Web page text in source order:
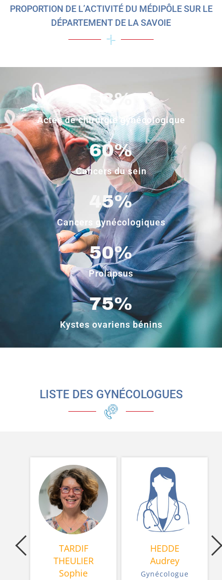
PROPORTION DE L’ACTIVITÉ DU MÉDIPÔLE SUR LE
DÉPARTEMENT DE LA SAVOIE
Actes de chirurgie gynécologique
53%
Cancers du sein
60%
Cancers gynécologiques
45%
Prolapsus
50%
Kystes ovariens bénins
75%
LISTE DES GYNÉCOLOGUES
TARDIF
THEULIER
Sophie
HEDDE
Audrey
Gynécologue